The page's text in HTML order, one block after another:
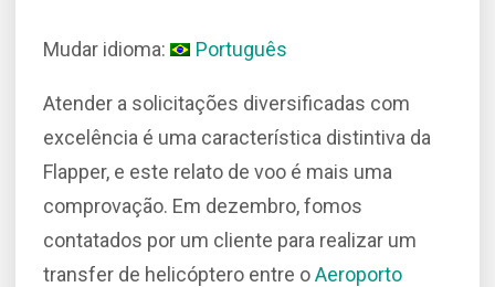
Mudar idioma: Português
Atender a solicitações diversificadas com
excelência é uma característica distintiva da
Flapper, e este relato de voo é mais uma
comprovação. Em dezembro, fomos
contatados por um cliente para realizar um
transfer de helicóptero entre oAeroporto